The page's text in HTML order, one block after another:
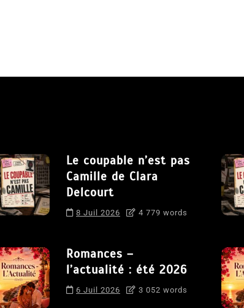
Le coupable n’est pas
Camille de Clara
Delcourt
8 Juil 2026 4 779 words
Romances –
l’actualité : été 2026
6 Juil 2026 3 052 words